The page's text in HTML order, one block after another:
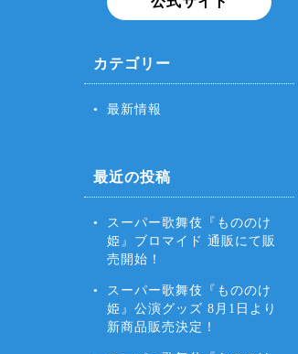
カテゴリー
最新情報
最近の投稿
スーパー歌舞伎『もののけ
姫』ブロマイド 通販にて販
売開始！
スーパー歌舞伎『もののけ
姫』公演グッズ 8月1日より
新商品販売決定！